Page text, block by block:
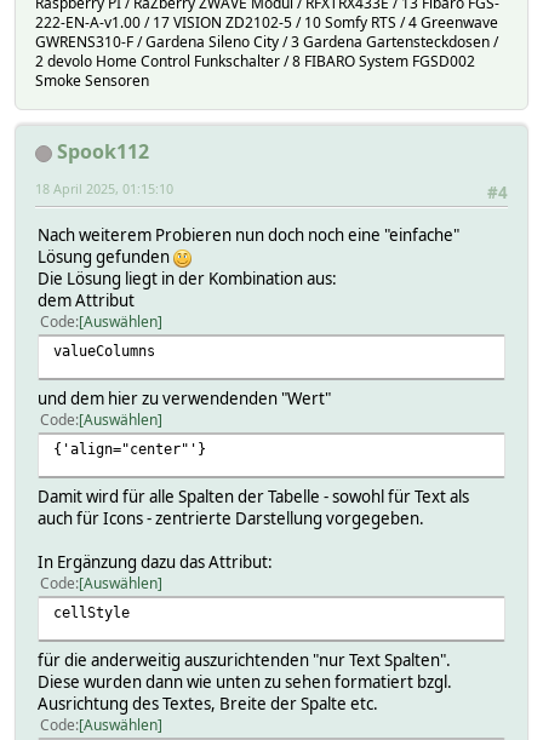
222-EN-A-v1.00 / 17 VISION ZD2102-5 / 10 Somfy RTS / 4 Greenwave
GWRENS310-F / Gardena Sileno City / 3 Gardena Gartensteckdosen /
2 devolo Home Control Funkschalter / 8 FIBARO System FGSD002
Smoke Sensoren
Spook112
#4
18 April 2025, 01:15:10
Nach weiterem Probieren nun doch noch eine "einfache"
Lösung gefunden
Die Lösung liegt in der Kombination aus:
dem Attribut
Code Auswählen
valueColumns
und dem hier zu verwendenden "Wert"
Code Auswählen
{'align="center"'}
Damit wird für alle Spalten der Tabelle - sowohl für Text als
auch für Icons - zentrierte Darstellung vorgegeben.
In Ergänzung dazu das Attribut:
Code Auswählen
cellStyle
für die anderweitig auszurichtenden "nur Text Spalten".
Diese wurden dann wie unten zu sehen formatiert bzgl.
Ausrichtung des Textes, Breite der Spalte etc.
Code Auswählen